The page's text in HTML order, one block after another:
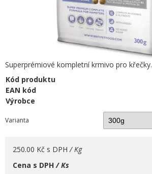
Superprémiové kompletní krmivo pro křečky.
Kód produktu
EAN kód
Výrobce
Varianta
250.00 Kč s DPH / Kg
Cena s DPH/ Ks